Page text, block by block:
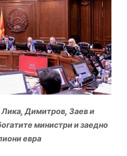
Димитров, Заев и
министри и заедно
евра